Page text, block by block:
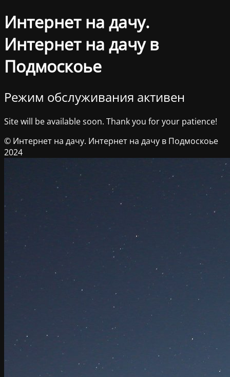
Интернет на дачу.
Интернет на дачу в
Подмоскоье
Режим обслуживания активен
Site will be available soon. Thank you for your patience!
© Интернет на дачу. Интернет на дачу в Подмоскоье
2024